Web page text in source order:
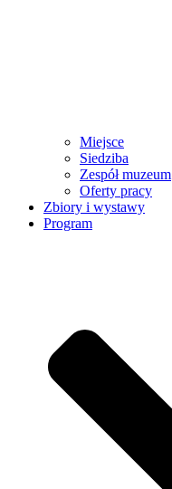
Miejsce
Siedziba
Zespół muzeum
Oferty pracy
Zbiory i wystawy
Program